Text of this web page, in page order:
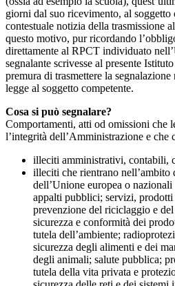
giorni dal suo ricevimento, al soggetto
contestuale notizia della trasmissione
questo motivo, pur ricordando
direttamente al RPCT individuato
segnalante scrivesse al presente
premura di trasmettere la
legge al soggetto competente.
Cosa si può segnalare?
Comportamenti, atti od omissioni che
l’integrità dell’Amministrazione e che
illeciti amministrativi, contabili,
illeciti che rientrano nell’ambito
dell’Unione europea o
appalti pubblici; servizi,
prevenzione del riciclaggio e
sicurezza e conformità dei
tutela dell’ambiente;
sicurezza degli alimenti e dei
degli animali; salute pubblica;
tutela della vita privata e